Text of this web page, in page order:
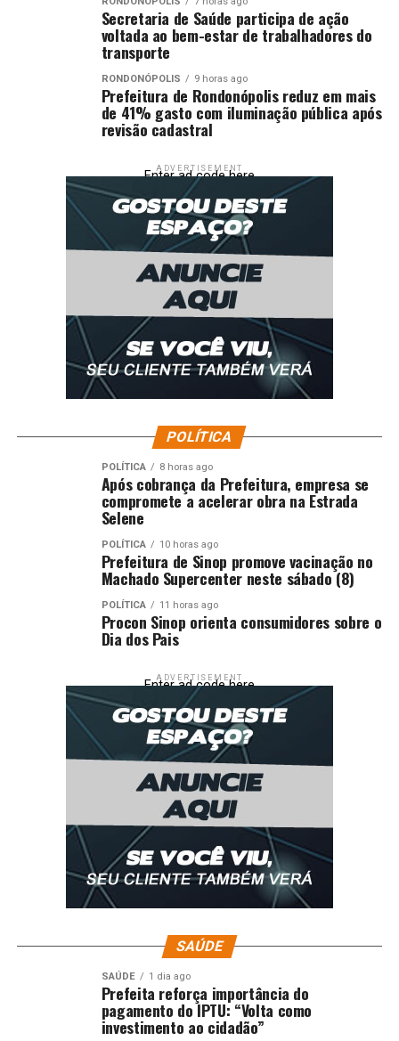
Secretaria de Saúde participa de ação
voltada ao bem-estar de trabalhadores do
transporte
RONDONÓPOLIS 9 horas ago
Prefeitura de Rondonópolis reduz em mais
de 41% gasto com iluminação pública após
revisão cadastral
ADVERTISEMENT
Enter ad code here
POLÍTICA
POLÍTICA 8 horas ago
Após cobrança da Prefeitura, empresa se
compromete a acelerar obra na Estrada
Selene
POLÍTICA 10 horas ago
Prefeitura de Sinop promove vacinação no
Machado Supercenter neste sábado (8)
POLÍTICA 11 horas ago
Procon Sinop orienta consumidores sobre o
Dia dos Pais
ADVERTISEMENT
Enter ad code here
SAÚDE
SAÚDE 1 dia ago
Prefeita reforça importância do
pagamento do IPTU: “Volta como
investimento ao cidadão”